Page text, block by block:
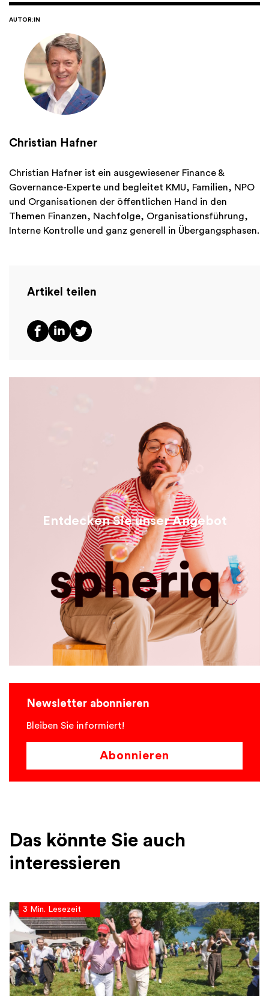
AUTOR:IN
Christian Hafner
Christian Hafner ist ein ausgewiesener Finance &
Governance-Experte und begleitet KMU, Familien, NPO
und Organisationen der öffentlichen Hand in den
Themen Finanzen, Nachfolge, Organisationsführung,
Interne Kontrolle und ganz generell in Übergangsphasen.
Artikel teilen
Entdecken Sie unser Angebot
Newsletter abonnieren
Bleiben Sie informiert!
Abonnieren
Das könnte Sie auch
interessieren
3 Min. Lesezeit